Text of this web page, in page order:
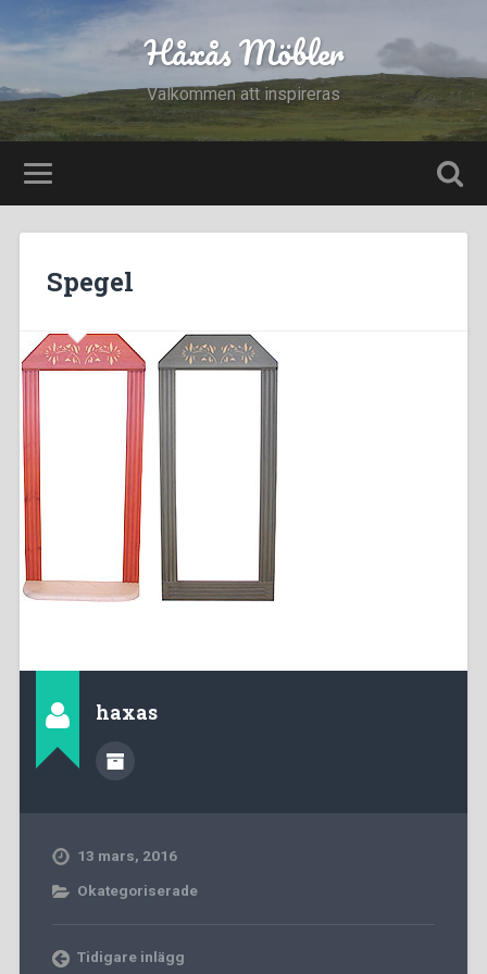
Håxås Möbler
Välkommen att inspireras
Spegel
haxas
13 mars, 2016
Okategoriserade
Tidigare inlägg